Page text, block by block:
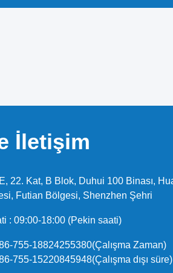
İletişim
22. Kat, B Blok, Duhui 100 Binası,
Futian Bölgesi, Shenzhen Şehri
: 09:00-18:00 (Pekin saati)
755-18824255380(Çalışma Zaman)
755-15220845948(Çalışma dışı süre)